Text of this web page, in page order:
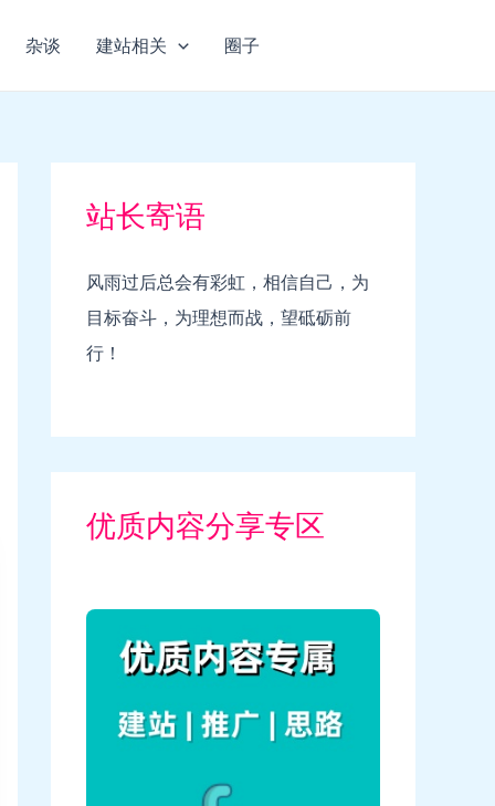
杂谈 建站相关 圈子
站长寄语
风雨过后总会有彩虹，相信自己，为
目标奋斗，为理想而战，望砥砺前
行！
优质内容分享专区